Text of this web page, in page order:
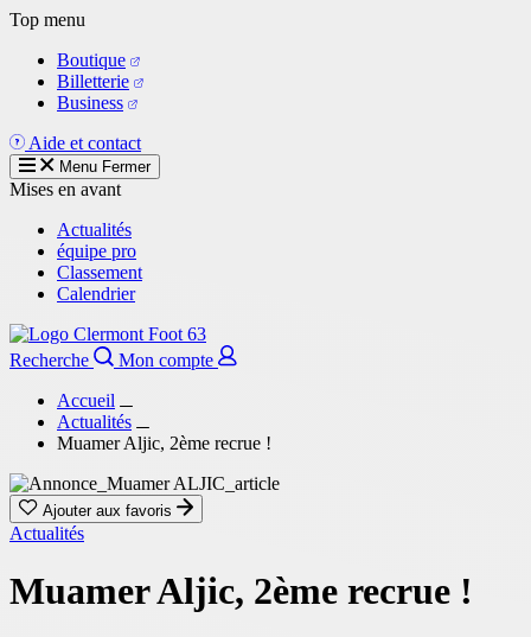
Aller
contenu
principal
Top menu
Boutique
Billetterie
Business
Aide et contact
Menu Fermer
Mises en avant
Actualités
équipe pro
Classement
Calendrier
Recherche
Mon compte
Accueil
Actualités
Muamer Aljic, 2ème recrue !
Ajouter aux favoris
Actualités
Muamer Aljic, 2ème recrue !